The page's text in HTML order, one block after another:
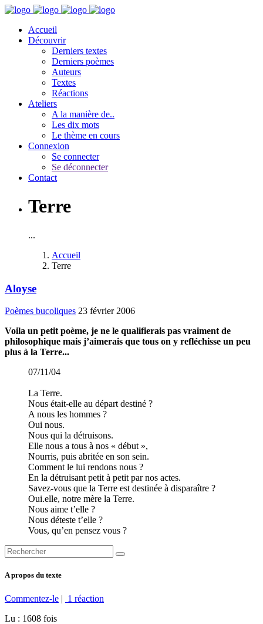
Accueil
Découvrir
Derniers textes
Derniers poèmes
Auteurs
Textes
Réactions
Ateliers
A la manière de..
Les dix mots
Le thème en cours
Connexion
Se connecter
Se déconnecter
Contact
Terre
...
Accueil
Terre
Aloyse
Poèmes bucoliques 23 février 2006
Voila un petit poème, je ne le qualifierais pas vraiment de
philosophique mais j’aimerais que tous on y refléchisse un peu
plus à la Terre...
07/11/04
La Terre.
Nous était-elle au départ destiné ?
A nous les hommes ?
Oui nous.
Nous qui la détruisons.
Elle nous a tous à nos « début »,
Nourris, puis abritée en son sein.
Comment le lui rendons nous ?
En la détruisant petit à petit par nos actes.
Savez-vous que la Terre est destinée à disparaître ?
Oui.elle, notre mère la Terre.
Nous aime t’elle ?
Nous déteste t’elle ?
Vous, qu’en pensez vous ?
A propos du texte
Commentez-le | 1 réaction
Lu : 1608 fois